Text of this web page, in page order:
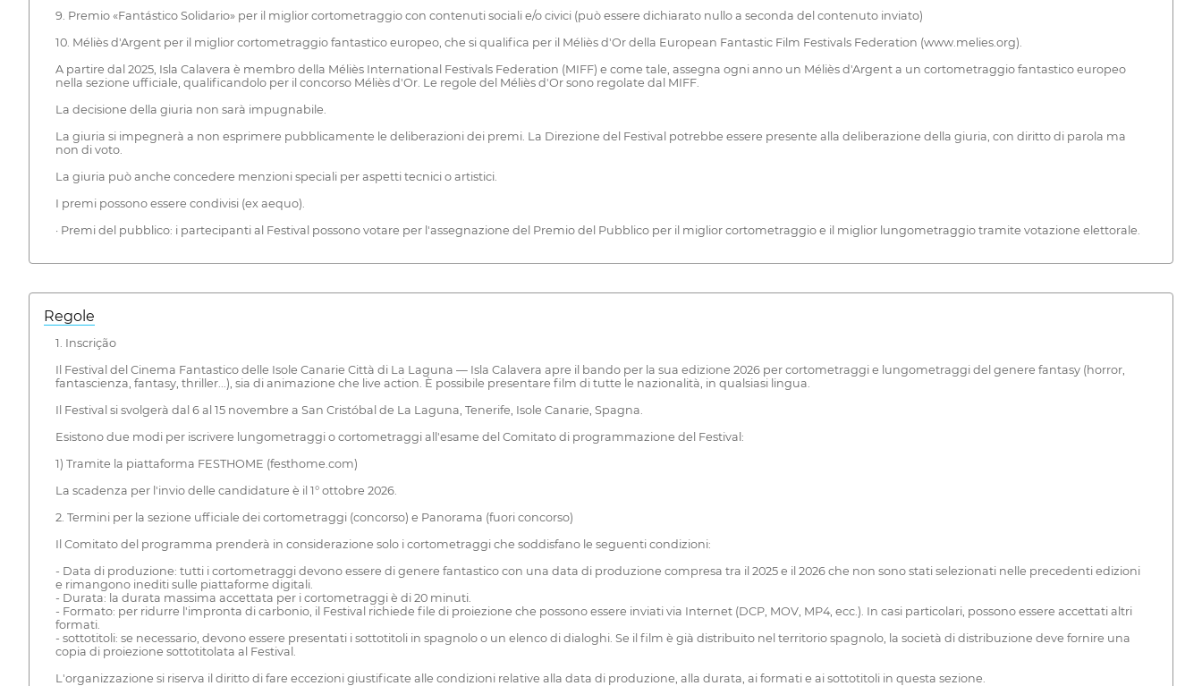
9. Premio «Fantástico Solidario» per il miglior cortometraggio con contenuti sociali e/o civici (può essere dichiarato nullo a seconda del contenuto inviato)
10. Méliès d'Argent per il miglior cortometraggio fantastico europeo, che si qualifica per il Méliès d'Or della European Fantastic Film Festivals Federation (www.melies.org).
A partire dal 2025, Isla Calavera è membro della Méliès International Festivals Federation (MIFF) e come tale, assegna ogni anno un Méliès d'Argent a un cortometraggio fantastico europeo
nella sezione ufficiale, qualificandolo per il concorso Méliès d'Or. Le regole del Méliès d'Or sono regolate dal MIFF.
La decisione della giuria non sarà impugnabile.
La giuria si impegnerà a non esprimere pubblicamente le deliberazioni dei premi. La Direzione del Festival potrebbe essere presente alla deliberazione della giuria, con diritto di parola ma
non di voto.
La giuria può anche concedere menzioni speciali per aspetti tecnici o artistici.
I premi possono essere condivisi (ex aequo).
· Premi del pubblico: i partecipanti al Festival possono votare per l'assegnazione del Premio del Pubblico per il miglior cortometraggio e il miglior lungometraggio tramite votazione elettorale.
Regole
1. Inscrição
Il Festival del Cinema Fantastico delle Isole Canarie Città di La Laguna — Isla Calavera apre il bando per la sua edizione 2026 per cortometraggi e lungometraggi del genere fantasy (horror,
fantascienza, fantasy, thriller...), sia di animazione che live action. È possibile presentare film di tutte le nazionalità, in qualsiasi lingua.
Il Festival si svolgerà dal 6 al 15 novembre a San Cristóbal de La Laguna, Tenerife, Isole Canarie, Spagna.
Esistono due modi per iscrivere lungometraggi o cortometraggi all'esame del Comitato di programmazione del Festival:
1) Tramite la piattaforma FESTHOME (festhome.com)
La scadenza per l'invio delle candidature è il 1° ottobre 2026.
2. Termini per la sezione ufficiale dei cortometraggi (concorso) e Panorama (fuori concorso)
Il Comitato del programma prenderà in considerazione solo i cortometraggi che soddisfano le seguenti condizioni:
- Data di produzione: tutti i cortometraggi devono essere di genere fantastico con una data di produzione compresa tra il 2025 e il 2026 che non sono stati selezionati nelle precedenti edizioni
e rimangono inediti sulle piattaforme digitali.
- Durata: la durata massima accettata per i cortometraggi è di 20 minuti.
- Formato: per ridurre l'impronta di carbonio, il Festival richiede file di proiezione che possono essere inviati via Internet (DCP, MOV, MP4, ecc.). In casi particolari, possono essere accettati altri
formati.
- sottotitoli: se necessario, devono essere presentati i sottotitoli in spagnolo o un elenco di dialoghi. Se il film è già distribuito nel territorio spagnolo, la società di distribuzione deve fornire una
copia di proiezione sottotitolata al Festival.
L'organizzazione si riserva il diritto di fare eccezioni giustificate alle condizioni relative alla data di produzione, alla durata, ai formati e ai sottotitoli in questa sezione.